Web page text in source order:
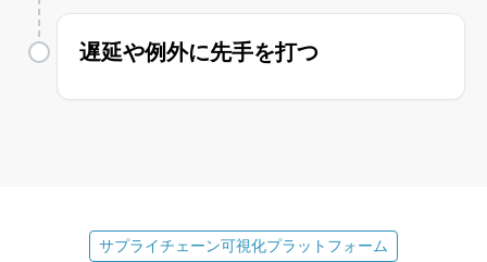
遅延や例外に先手を打つ
サプライチェーン可視化プラットフォーム